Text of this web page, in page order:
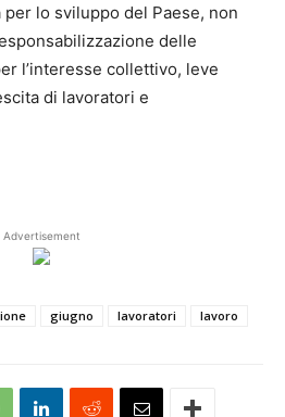
lo sviluppo del Paese, non
delle
l’interesse collettivo, leve
di lavoratori e
Advertisement
giugno lavoratori lavoro